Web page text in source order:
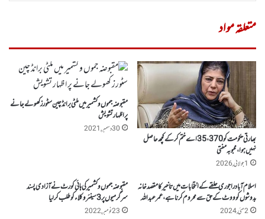
متعلقہ مواد
بھارتی حکومت کو 370 ، 35 اے ختم کر کے کچھ حاصل
نہیں ہوا، محبوبہ مفتی
1 جولائی, 2026
مقبوضہ جموں و کشمیر میں ملٹی برانڈ چین سٹورز کھولے جانے
پر اظہار تشویش
30 دسمبر, 2021
اسلام آباد راجوری حلقے کے انتخابات میں تاخیر کا مقصدخانہ
بدوشوں کو ووٹ کے حق سے محروم کر نا ہے، عمر عبداللہ
2 مئی, 2024
مقبوضہ جموں وکشمیر کی ہائی کورٹ نے آزادی پسند
سرگرمیوں پر 3سینئر وکلا ء کو طلب کرلیا
23 نومبر, 2022